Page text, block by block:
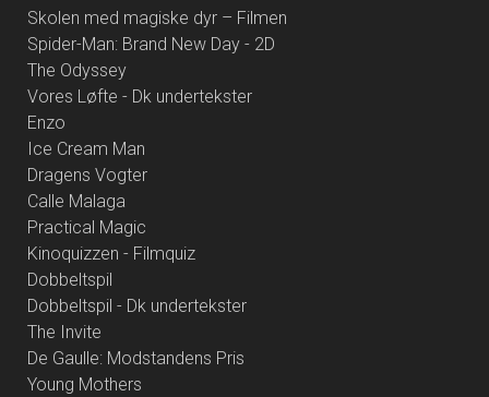
Skolen med magiske dyr – Filmen
Spider-Man: Brand New Day - 2D
The Odyssey
Vores Løfte - Dk undertekster
Enzo
Ice Cream Man
Dragens Vogter
Calle Malaga
Practical Magic
Kinoquizzen - Filmquiz
Dobbeltspil
Dobbeltspil - Dk undertekster
The Invite
De Gaulle: Modstandens Pris
Young Mothers